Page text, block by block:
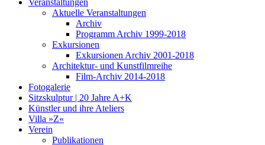
Veranstaltungen
Aktuelle Veranstaltungen
Archiv
Programm Archiv 1999-2018
Exkursionen
Exkursionen Archiv 2001-2018
Architektur- und Kunstfilmreihe
Film-Archiv 2014-2018
Fotogalerie
Sitzskulptur | 20 Jahre A+K
Künstler und ihre Ateliers
Villa »Z«
Verein
Publikationen